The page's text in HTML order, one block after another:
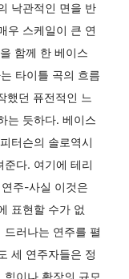
낙관적인 면을 반
우 스케일이 큰 연
함께 한 베이스
타이틀 곡의 흐름
했던 퓨전적인 느
는 듯하다. 베이스
터슨의 솔로역시
다. 여기에 테리
주-사실 이것은
표현할 수가 없
러나는 연주를 펼
세 연주자들은 정
이나 확장의 규모